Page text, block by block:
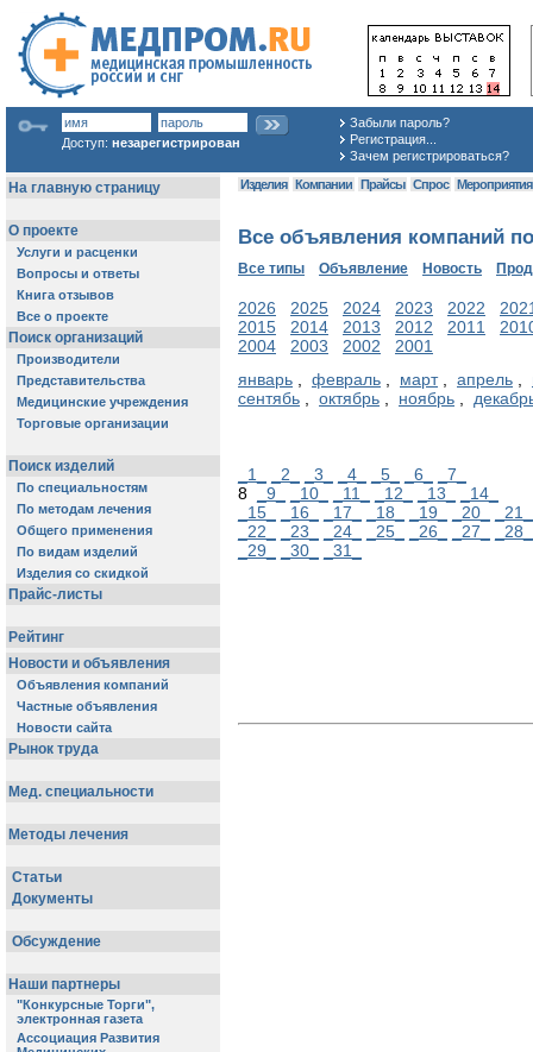
Доступ: незарегистрирован
Забыли пароль?
Регистрация...
Зачем регистрироваться?
Изделия Компании Прайсы Спрос Мероприятия
Все объявления компаний
Все типы Объявление Новость
2026 2025 2024 2023 2022
2015
2014 2013 2012 2011
2004
2003 2002
2001
январь , февраль , март, апрель ,
сентябь , октябрь , ноябрь ,
_1_ _2_ _3_ _4_ _5_ _6_
_7_
8
_9_ _10_ _11_ _12_ _13_
_14_
_15_
_16_ _17_ _18_ _19_ _20_
_21_
_22_
_23_ _24_ _25_ _26_ _27_
_28_
_29_
_30_ _31_